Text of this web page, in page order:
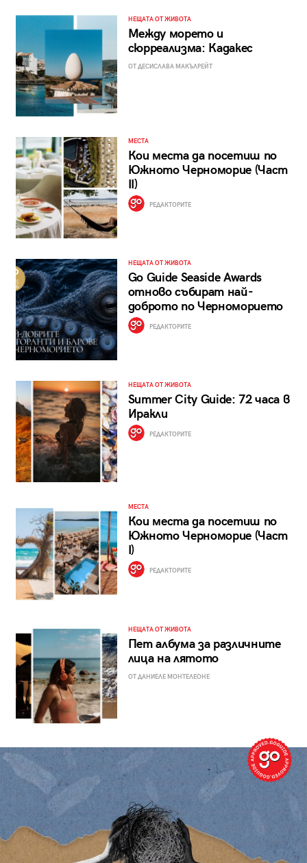
НЕЩАТА ОТ ЖИВОТА
Между морето и
сюрреализма: Кадакес
ОТ ДЕСИСЛАВА МАКЪЛРЕЙТ
МЕСТА
Кои места да посетиш по
Южното Черноморие (Част
II)
РЕДАКТОРИТЕ
НЕЩАТА ОТ ЖИВОТА
Go Guide Seaside Awards
отново събират най-
доброто по Черноморието
РЕДАКТОРИТЕ
НЕЩАТА ОТ ЖИВОТА
Summer City Guide: 72 часа в
Иракли
РЕДАКТОРИТЕ
МЕСТА
Кои места да посетиш по
Южното Черноморие (Част
I)
РЕДАКТОРИТЕ
НЕЩАТА ОТ ЖИВОТА
Пет албума за различните
лица на лятото
ОТ ДАНИЕЛЕ МОНТЕЛЕОНЕ